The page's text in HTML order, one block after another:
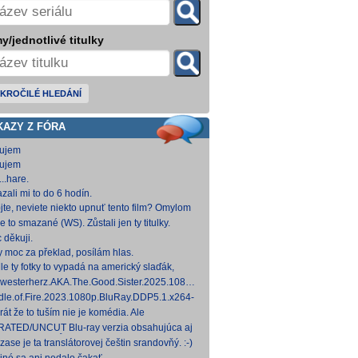
jednotlivé titulky
HLEDÁNÍ
Z FÓRA
mi to do 6 hodín.
neviete niekto upnuť tento film? Omylom
ho vymazal a neviem ho nikde nájsť. Robil
na
to smazané (WS). Zůstali jen ty titulky.
děkuji.
moc za překlad, posílám hlas.
ty fotky to vypadá na americký slaďák,
opak je pravdou..... Kdysi jsem četl i
cinepth [5,88 GB] Nemecké
[18,74 GB]
že to tuším nie je komédia. Ale
sa môže konať. Možno príde aj
pes a tomu
UNCUT Blu-ray verzia obsahujúca aj
Skarsgårda, explicitnejšie zábery sexu
je ta translátorovej češtin srandovňý. :-)